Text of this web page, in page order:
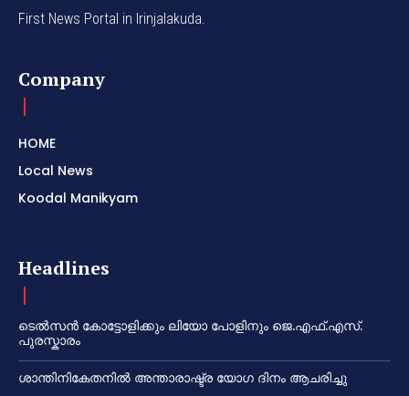
First News Portal in Irinjalakuda.
Company
HOME
Local News
Koodal Manikyam
Headlines
ടെൽസൻ കോട്ടോളിക്കും ലിയോ പോളിനും ജെ.എഫ്.എസ്.
പുരസ്കാരം
ശാന്തിനികേതനിൽ അന്താരാഷ്ട്ര യോഗ ദിനം ആചരിച്ചു